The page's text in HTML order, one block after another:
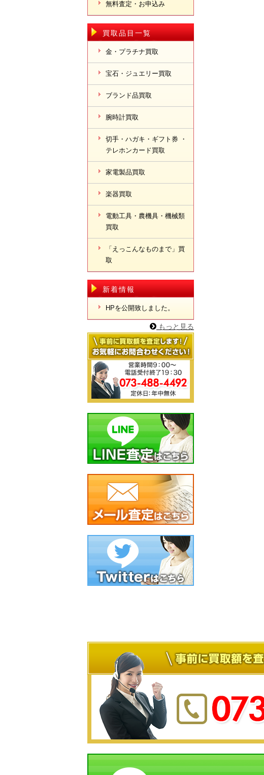
無料査定・お申込み
買取品目一覧
金・プラチナ買取
宝石・ジュエリー買取
ブランド品買取
腕時計買取
切手・ハガキ・ギフト券 ・
テレホンカード買取
家電製品買取
楽器買取
電動工具・農機具・機械類
買取
「えっこんなものまで」買
取
新着情報
HPを公開致しました。
もっと見る